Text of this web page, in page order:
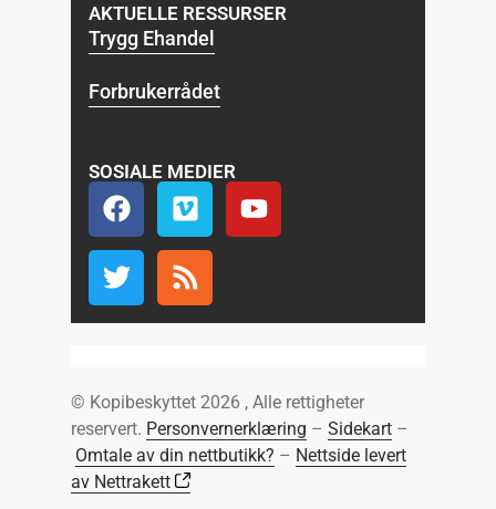
AKTUELLE RESSURSER
Trygg Ehandel
Forbrukerrådet
SOSIALE MEDIER
© Kopibeskyttet 2026 , Alle rettigheter
reservert. Personvernerklæring – Sidekart –
Omtale av din nettbutikk? – Nettside levert
av Nettrakett